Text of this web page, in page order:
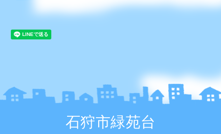
石狩市緑苑台